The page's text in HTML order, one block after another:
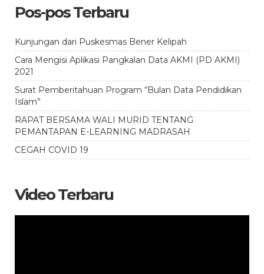
Pos-pos Terbaru
Kunjungan dari Puskesmas Bener Kelipah
Cara Mengisi Aplikasi Pangkalan Data AKMI (PD AKMI)
2021
Surat Pemberitahuan Program “Bulan Data Pendidikan
Islam”
RAPAT BERSAMA WALI MURID TENTANG
PEMANTAPAN E-LEARNING MADRASAH
CEGAH COVID 19
Video Terbaru